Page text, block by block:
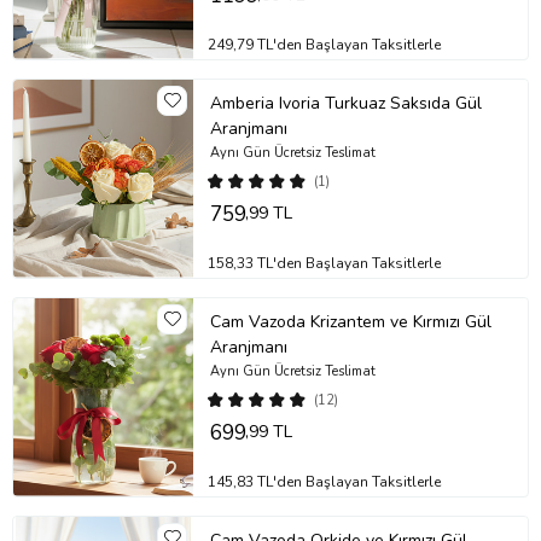
249,79 TL'den Başlayan Taksitlerle
Amberia Ivoria Turkuaz Saksıda Gül
Aranjmanı
(1)
Aynı Gün Ücretsiz Teslimat
759,99 TL
158,33 TL'den Başlayan Taksitlerle
Cam Vazoda Krizantem ve Kırmızı Gül
Aranjmanı
(12)
Aynı Gün Ücretsiz Teslimat
699,99 TL
145,83 TL'den Başlayan Taksitlerle